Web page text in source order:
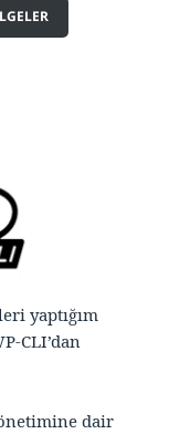
yaptığım
CLI’dan
dair